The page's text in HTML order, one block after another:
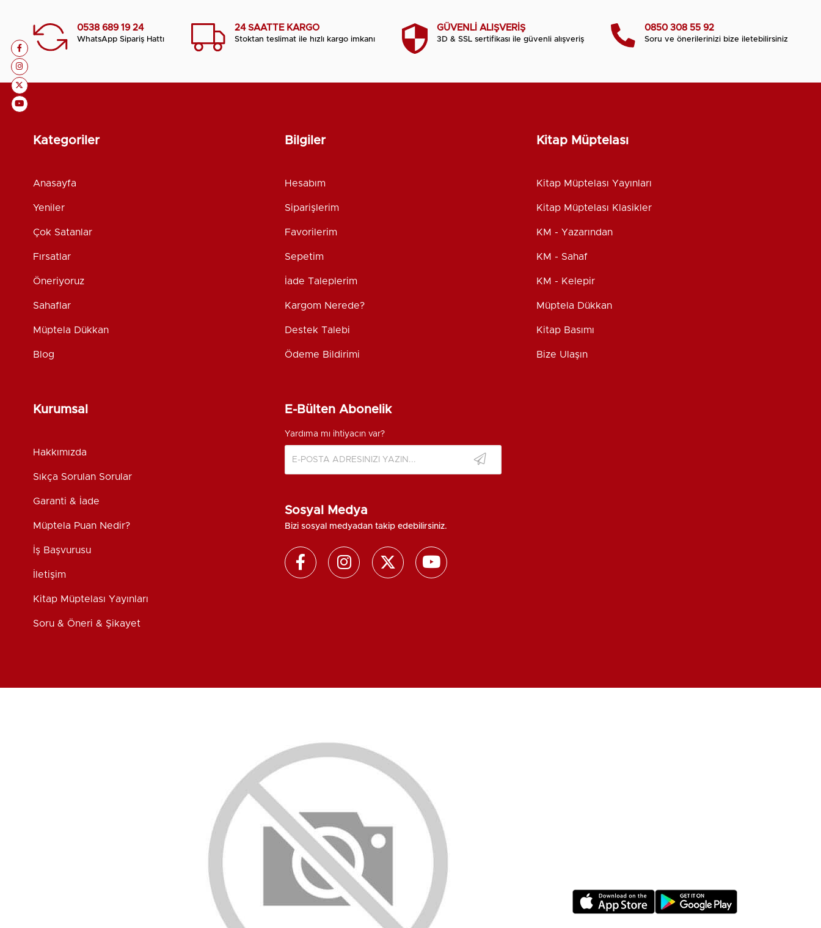
0538 689 19 24
WhatsApp Sipariş Hattı
24 SAATTE KARGO
Stoktan teslimat ile hızlı kargo imkanı
GÜVENLİ ALIŞVERİŞ
3D & SSL sertifikası ile güvenli alışveriş
0850 308 55 92
Soru ve önerilerinizi bize iletebilirsiniz
Kategoriler
Anasayfa
Yeniler
Çok Satanlar
Fırsatlar
Öneriyoruz
Sahaflar
Müptela Dükkan
Blog
Bilgiler
Hesabım
Siparişlerim
Favorilerim
Sepetim
İade Taleplerim
Kargom Nerede?
Destek Talebi
Ödeme Bildirimi
Kitap Müptelası
Kitap Müptelası Yayınları
Kitap Müptelası Klasikler
KM - Yazarından
KM - Sahaf
KM - Kelepir
Müptela Dükkan
Kitap Basımı
Bize Ulaşın
Kurumsal
Hakkımızda
Sıkça Sorulan Sorular
Garanti & İade
Müptela Puan Nedir?
İş Başvurusu
İletişim
Kitap Müptelası Yayınları
Soru & Öneri & Şikayet
E-Bülten Abonelik
Yardıma mı ihtiyacın var?
Sosyal Medya
Bizi sosyal medyadan takip edebilirsiniz.